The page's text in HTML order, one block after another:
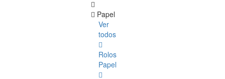
Papel
Ver
todos
Rolos
Papel